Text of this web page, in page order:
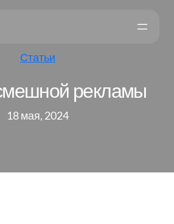
Статьи
рекламы
18 мая, 2024